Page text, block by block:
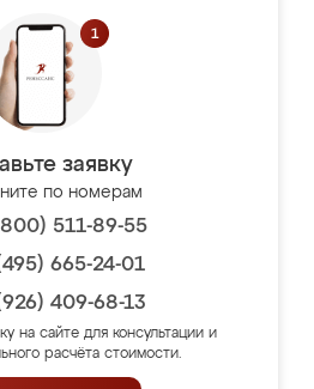
заявку
по номерам
511-89-55
665-24-01
409-68-13
на сайте для консультации и
расчёта стоимости.